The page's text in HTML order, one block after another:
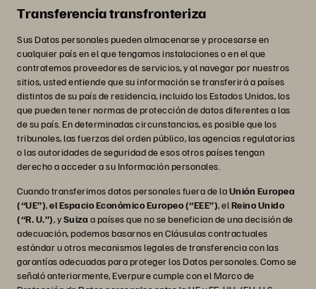
Transferencia transfronteriza
Sus Datos personales pueden almacenarse y procesarse en
cualquier país en el que tengamos instalaciones o en el que
contratemos proveedores de servicios, y al navegar por nuestros
sitios, usted entiende que su información se transferirá a países
distintos de su país de residencia, incluido los Estados Unidos, los
que pueden tener normas de protección de datos diferentes a las
de su país. En determinadas circunstancias, es posible que los
tribunales, las fuerzas del orden público, las agencias regulatorias
o las autoridades de seguridad de esos otros países tengan
derecho a acceder a su Información personales.
Cuando transferimos datos personales fuera de laUnión Europea
(“UE”),el Espacio Económico Europeo (“EEE”), elReino Unido
(“R. U.”), ySuiza a países que no se benefician de una decisión de
adecuación, podemos basarnos en Cláusulas contractuales
estándar u otros mecanismos legales de transferencia con las
garantías adecuadas para proteger los Datos personales. Como se
señaló anteriormente, Everpure cumple con el Marco de